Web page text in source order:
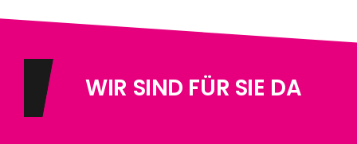
WIR SIND FÜR SIE DA